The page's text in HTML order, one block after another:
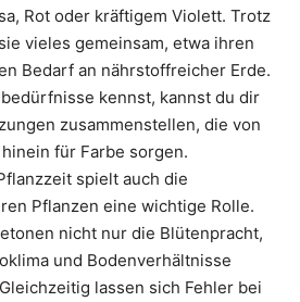
Rot oder kräftigem Violett. Trotz
vieles gemeinsam, etwa ihren
Bedarf an nährstoffreicher Erde.
kennst, kannst du dir
zusammenstellen, die von
für Farbe sorgen.
spielt auch die
Pflanzen eine wichtige Rolle.
nicht nur die Blütenpracht,
und Bodenverhältnisse
lassen sich Fehler bei